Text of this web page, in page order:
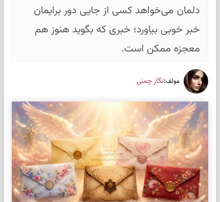
دلمان می‌خواهد کسی از جایی دور برایمان
خبر خوبی بیاورد؛ خبری که بگوید هنوز هم
معجزه ممکن است.
مولف:نگار چمنی